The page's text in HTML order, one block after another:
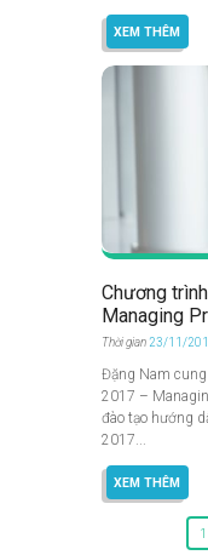
XEM THÊM
Chương
Managing
Thời gian23/11/
Đặng Nam
2017 –
đào tạo hướng
2017...
XEM THÊM
1